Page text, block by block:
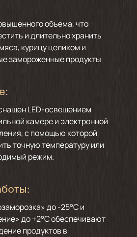
объема, что
и длительно хранить
курицу целиком и
замороженные продукты
LED-освещением
камере и электронной
с помощью которой
точную температуру или
режим.
до -25°С и
до +2°С обеспечивают
продуктов в